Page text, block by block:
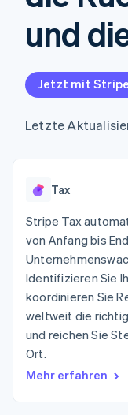
125
Terminal
Authorization
Boost
Link
Bezahlvorgang
Connections
Finanzdaten
Product
Ausblick
Radar
Betrugsprävention
Atlas
und
Jetzt mit
Letzte
Tax
Stripe Tax
von Anfang bis
Identifizieren Sie
koordinieren Sie
weltweit die
und reichen Sie
Ort.
Mehr erfahren